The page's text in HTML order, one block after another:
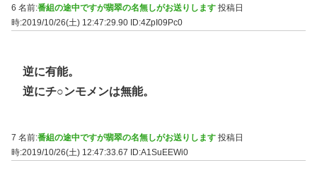
6 名前:番組の途中ですが翡翠の名無しがお送りします 投稿日
時:2019/10/26(土) 12:47:29.90 ID:4ZpI09Pc0
逆に有能。
逆にチ○ンモメンは無能。
7 名前:番組の途中ですが翡翠の名無しがお送りします 投稿日
時:2019/10/26(土) 12:47:33.67
ID:A1SuEEWi0